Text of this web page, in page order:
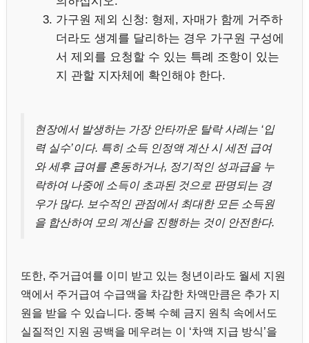
가구원 제외 신청: 형제, 자매가 함께 거주하
더라도 생계를 달리하는 경우 가구원 구성에
서 제외를 요청할 수 있는 특례 조항이 있는
지 관할 지자체에 확인해야 한다.
현장에서 발생하는 가장 안타까운 탈락 사례는 ‘입
력 실수’이다. 특히 소득 인정액 계산 시 세전 급여
와 세후 급여를 혼동하거나, 정기적인 성과급을 누
락하여 나중에 소득이 초과된 것으로 판명되는 경
우가 많다. 보수적인 관점에서 최대한 모든 소득원
을 합산하여 모의 계산을 진행하는 것이 안전한다.
또한, 주거급여를 이미 받고 있는 청년이라도 월세 지원
액에서 주거급여 수급액을 차감한 차액만큼은 추가 지
원을 받을 수 있습니다. 중복 수혜 금지 원칙 속에서도
실질적인 지원 공백을 메우려는 이 ‘차액 지급 방식’을